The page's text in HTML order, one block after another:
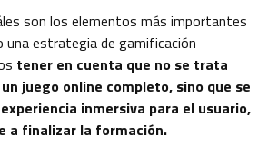
son los elementos más importantes
una estrategia de gamificación
tener en cuenta que no se trata
juego online completo, sino que se
inmersiva para el usuario,
a finalizar la formación.